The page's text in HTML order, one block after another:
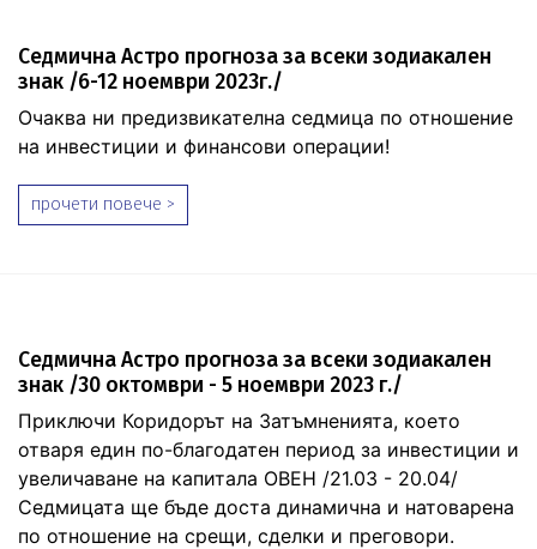
Седмична Астро прогноза за всеки зодиакален
знак /6-12 ноември 2023г./
Очаква ни предизвикателна седмица по отношение
на инвестиции и финансови операции!
прочети повече >
Седмична Астро прогноза за всеки зодиакален
знак /30 октомври - 5 ноември 2023 г./
Приключи Коридорът на Затъмненията, което
отваря един по-благодатен период за инвестиции и
увеличаване на капитала ОВЕН /21.03 - 20.04/
Седмицата ще бъде доста динамична и натоварена
по отношение на срещи, сделки и преговори.